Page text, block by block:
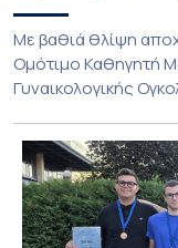
Με βαθιά θλίψη
Ομότιμο Καθηγητή
Γυναικολογικής
Διευθυντή της Α’
στο Νοσοκομείο
συνεχής και
υπηρέτησε από
(1997‑2002),